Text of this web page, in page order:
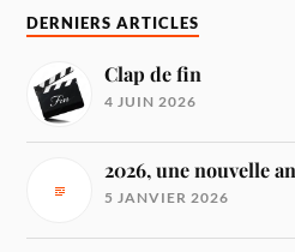
DERNIERS ARTICLES
Clap de fin
4 JUIN 2026
2026, une nouvelle
5 JANVIER 2026